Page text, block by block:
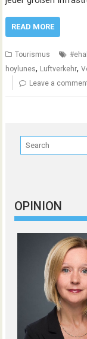
READ MORE
Tourismus
hoylunes, Luftverkehr,
Leave a
OPINION